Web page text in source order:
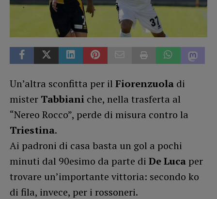
Un’altra sconfitta per il Fiorenzuola di
mister Tabbiani che, nella trasferta al
“Nereo Rocco”, perde di misura contro la
Triestina.
Ai padroni di casa basta un gol a pochi
minuti dal 90esimo da parte di De Luca per
trovare un’importante vittoria: secondo ko
di fila, invece, per i rossoneri.